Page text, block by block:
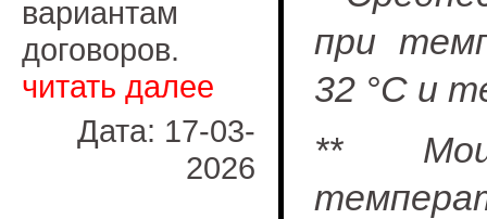
вариантам
договоров.
читать далее
Дата: 17-03-
2026
при
32 °С и
**